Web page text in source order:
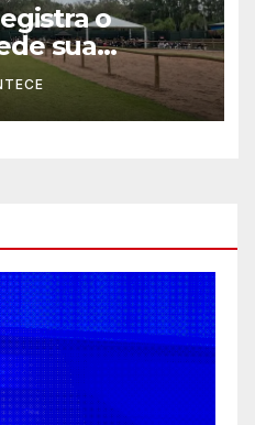
o
sua